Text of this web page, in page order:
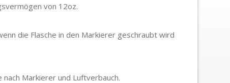
von 12oz.
die Flasche in den Markierer geschraubt wird
nach Markierer und Luftverbauch.